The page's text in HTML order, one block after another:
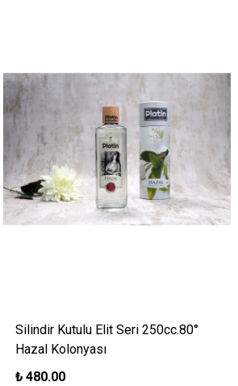
Silindir Kutulu Elit Seri 250cc.80°
Hazal Kolonyası
₺480.00